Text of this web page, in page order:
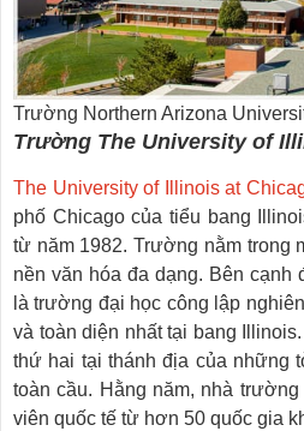
Trường Northern Arizona
Trường The University of
The University of Illinois at
phố Chicago của tiểu bang
từ năm 1982. Trường nằm trong
nền văn hóa đa dạng. Bên cạnh
là trường đại học công lập
và toàn diện nhất tại bang
thứ hai tại thánh địa của những
toàn cầu. Hằng năm, nhà
viên quốc tế từ hơn 50 quốc gia